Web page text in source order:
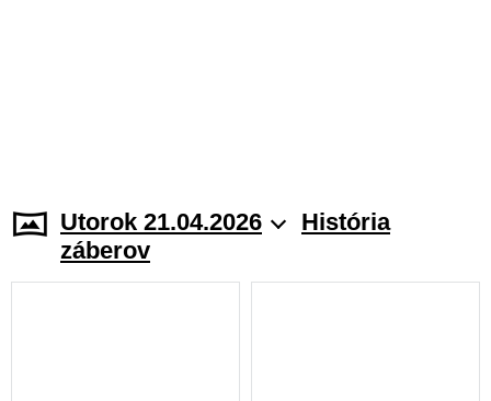
Utorok 21.04.2026
História
záberov